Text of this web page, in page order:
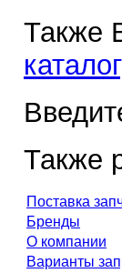
Также
Также
Поставка
Бренды
О компании
Варианты